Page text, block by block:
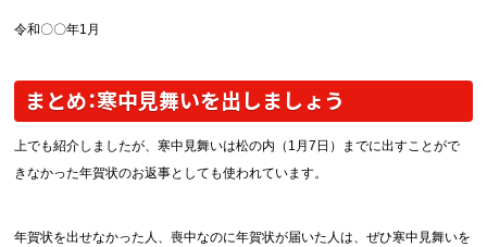
令和〇〇年1月
まとめ：寒中見舞いを出しましょう
上でも紹介しましたが、寒中見舞いは松の内（1月7日）までに出すことがで
きなかった年賀状のお返事としても使われています。
年賀状を出せなかった人、喪中なのに年賀状が届いた人は、ぜひ寒中見舞いを